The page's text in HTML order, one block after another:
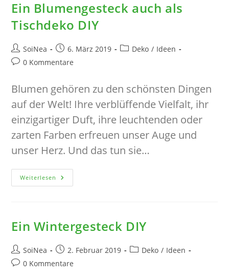
Ein Blumengesteck auch als
Tischdeko DIY
Beitrags-
Autor:
SoiNea
Beitrag
veröffentlicht:
6. März 2019
Beitrags-
Deko / Ideen
Beitrags-
0 Kommentare
Blumen gehören zu den schönsten Dingen
auf der Welt! Ihre verblüffende Vielfalt, ihr
einzigartiger Duft, ihre leuchtenden oder
zarten Farben erfreuen unser Auge und
unser Herz. Und das tun sie…
Weiterlesen Ein
Blumengesteck
Ein Wintergesteck DIY
Beitrags-
Autor:
SoiNea
Beitrag
veröffentlicht:
2. Februar 2019
Beitrags-
Deko / Ideen
Beitrags-
0 Kommentare